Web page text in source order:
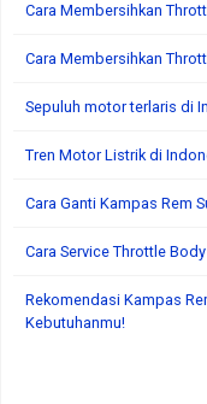
Cara Membersihkan
Cara Membersihkan
Sepuluh motor terlaris di
Tren Motor Listrik di
Cara Ganti Kampas Rem
Cara Service Throttle
Rekomendasi Kampas
Kebutuhanmu!